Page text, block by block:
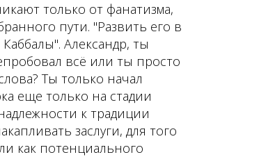
только от фанатизма,
пути. "Развить его в
Александр, ты
всё или ты просто
Ты только начал
еще только на стадии
к традиции
заслуги, для того
как потенциального